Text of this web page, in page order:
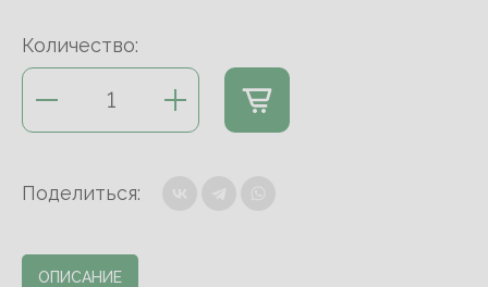
Количество:
Поделиться:
ОПИСАНИЕ